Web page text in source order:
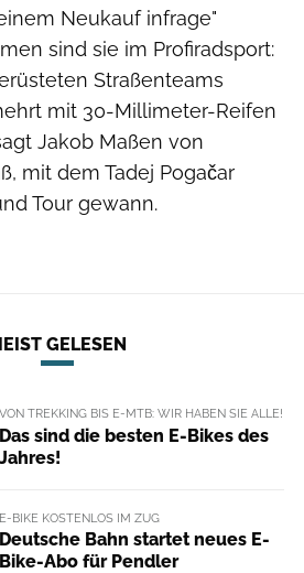
Neukauf infrage"
sind sie im Profiradsport:
Straßenteams
mit 30-Millimeter-Reifen
Jakob Maßen von
mit dem Tadej Pogačar
Tour gewann.
GELESEN
VON TREKKING BIS E-MTB: WIR HABEN SIE ALLE!
Das sind die besten E-Bikes des
Jahres!
E-BIKE KOSTENLOS IM ZUG
Deutsche Bahn startet neues E-
Bike-Abo für Pendler